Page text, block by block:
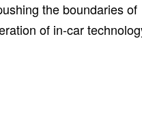
the boundaries of
of in-car